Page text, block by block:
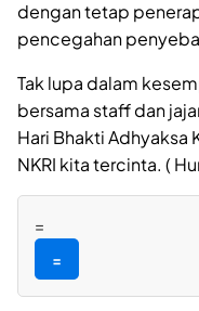
dengan tetap
pencegahan
Tak lupa dalam
bersama staff dan
Hari Bhakti Adhyaksa
NKRI kita tercinta. (
=
=